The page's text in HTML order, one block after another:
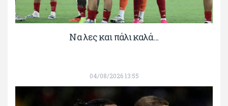
Να λες και πάλι καλά…
04/08/2026 13:55